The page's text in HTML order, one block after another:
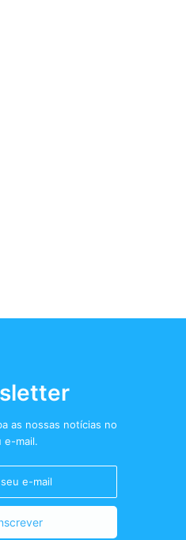
as nossas notícias no
e-mail.